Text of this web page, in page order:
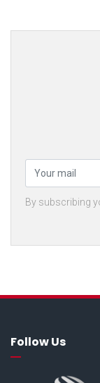
By subscribing
Follow Us